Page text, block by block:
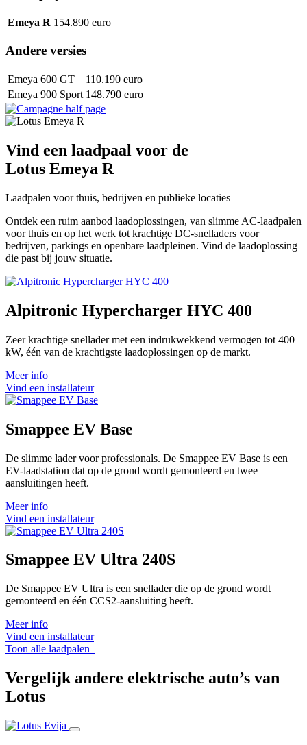
Emeya R 154.890 euro
Andere versies
Emeya 600 GT
110.190 euro
Emeya 900 Sport 148.790 euro
Vind een laadpaal voor de
Lotus Emeya R
Laadpalen voor thuis, bedrijven en publieke locaties
Ontdek een ruim aanbod laadoplossingen, van slimme AC-laadpalen
voor thuis en op het werk tot krachtige DC-snelladers voor
bedrijven, parkings en openbare laadpleinen. Vind de laadoplossing
die past bij jouw situatie.
Alpitronic Hypercharger HYC 400
Zeer krachtige snellader met een indrukwekkend vermogen tot 400
kW, één van de krachtigste laadoplossingen op de markt.
Meer info
Vind een installateur
Smappee EV Base
De slimme lader voor professionals. De Smappee EV Base is een
EV-laadstation dat op de grond wordt gemonteerd en twee
aansluitingen heeft.
Meer info
Vind een installateur
Smappee EV Ultra 240S
De Smappee EV Ultra is een snellader die op de grond wordt
gemonteerd en één CCS2-aansluiting heeft.
Meer info
Vind een installateur
Toon alle laadpalen
Vergelijk andere elektrische auto’s van
Lotus